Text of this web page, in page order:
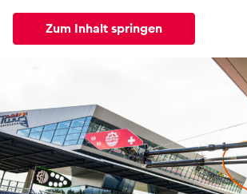
Zum Inhalt springen
News
News